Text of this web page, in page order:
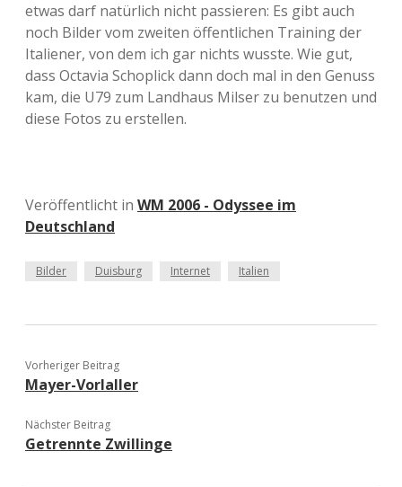
etwas darf natürlich nicht passieren: Es gibt auch
noch Bilder vom zweiten öffentlichen Training der
Italiener, von dem ich gar nichts wusste. Wie gut,
dass Octavia Schoplick dann doch mal in den Genuss
kam, die U79 zum Landhaus Milser zu benutzen und
diese Fotos zu erstellen.
Veröffentlicht in WM 2006 - Odyssee im
Deutschland
Bilder Duisburg Internet Italien
Vorheriger Beitrag
Mayer-Vorlaller
Nächster Beitrag
Getrennte Zwillinge